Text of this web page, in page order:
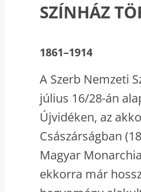
SZÍNHÁZ
1861–1914
A Szerb Nemzeti
július 16/28-án
Újvidéken, az
Császárságban
Magyar
ekkorra már